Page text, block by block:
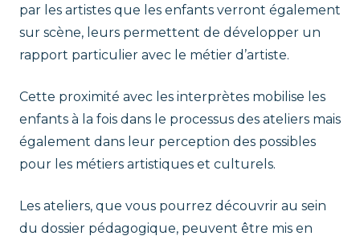
par les artistes que les enfants verront également
sur scène, leurs permettent de développer un
rapport particulier avec le métier d’artiste.
Cette proximité avec les interprètes mobilise les
enfants à la fois dans le processus des ateliers mais
également dans leur perception des possibles
pour les métiers artistiques et culturels.
Les ateliers, que vous pourrez découvrir au sein
du dossier pédagogique, peuvent être mis en